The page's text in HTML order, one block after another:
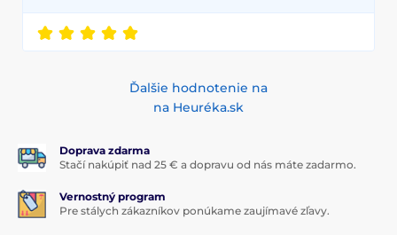
Ďalšie hodnotenie na
na Heuréka.sk
Doprava zdarma
Stačí nakúpiť nad 25 € a dopravu od nás máte zadarmo.
Vernostný program
Pre stálych zákazníkov ponúkame zaujímavé zľavy.